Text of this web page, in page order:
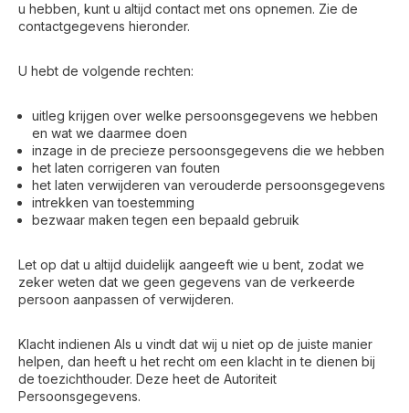
u hebben, kunt u altijd contact met ons opnemen. Zie de
contactgegevens hieronder.
U hebt de volgende rechten:
uitleg krijgen over welke persoonsgegevens we hebben
en wat we daarmee doen
inzage in de precieze persoonsgegevens die we hebben
het laten corrigeren van fouten
het laten verwijderen van verouderde persoonsgegevens
intrekken van toestemming
bezwaar maken tegen een bepaald gebruik
Let op dat u altijd duidelijk aangeeft wie u bent, zodat we
zeker weten dat we geen gegevens van de verkeerde
persoon aanpassen of verwijderen.
Klacht indienen Als u vindt dat wij u niet op de juiste manier
helpen, dan heeft u het recht om een klacht in te dienen bij
de toezichthouder. Deze heet de Autoriteit
Persoonsgegevens.